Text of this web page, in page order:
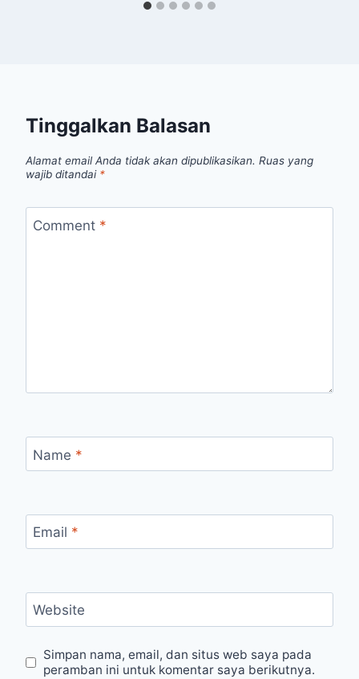
Tinggalkan Balasan
Alamat email Anda tidak akan dipublikasikan. Ruas yang
wajib ditandai *
Comment *
Name *
Email *
Website
Simpan nama, email, dan situs web saya pada
peramban ini untuk komentar saya berikutnya.